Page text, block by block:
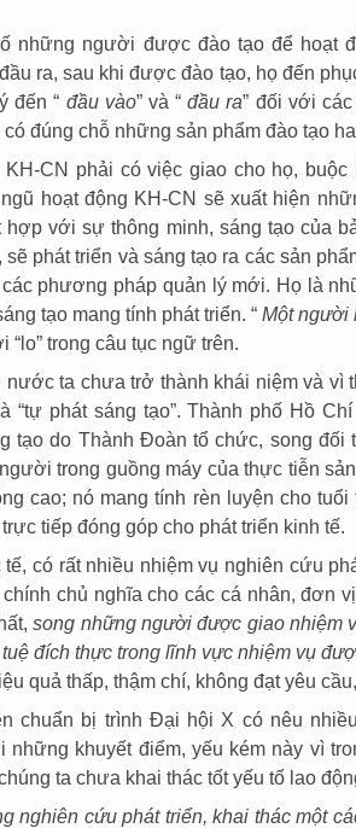
những người được đào tạo để hoạt
ra, sau khi được đào tạo, họ đến
đến “ đầu vào” và “đầu ra” đối với
đúng chỗ những sản phẩm đào tạo
CN phải có việc giao cho họ, buộc
hoạt động KH-CN sẽ xuất hiện
với sự thông minh, sáng tạo của
phát triển và sáng tạo ra các sản
phương pháp quản lý mới. Họ là
tạo mang tính phát triển. “ Một người
trong câu tục ngữ trên.
nước ta chưa trở thành khái niệm và vì
“tự phát sáng tạo”. Thành phố Hồ
tạo do Thành Đoàn tổ chức, song
trong guồng máy của thực tiễn
cao; nó mang tính rèn luyện cho
tiếp đóng góp cho phát triển kinh tế.
có rất nhiều nhiệm vụ nghiên cứu
chủ nghĩa cho các cá nhân, đơn
song những người được giao nhiệm
đích thực trong lĩnh vực nhiệm vụ
quả thấp, thậm chí, không đạt yêu
chuẩn bị trình Đại hội X có nêu
những khuyết điểm, yếu kém này vì
ta chưa khai thác tốt yếu tố lao
nghiên cứu phát triển, khai thác một